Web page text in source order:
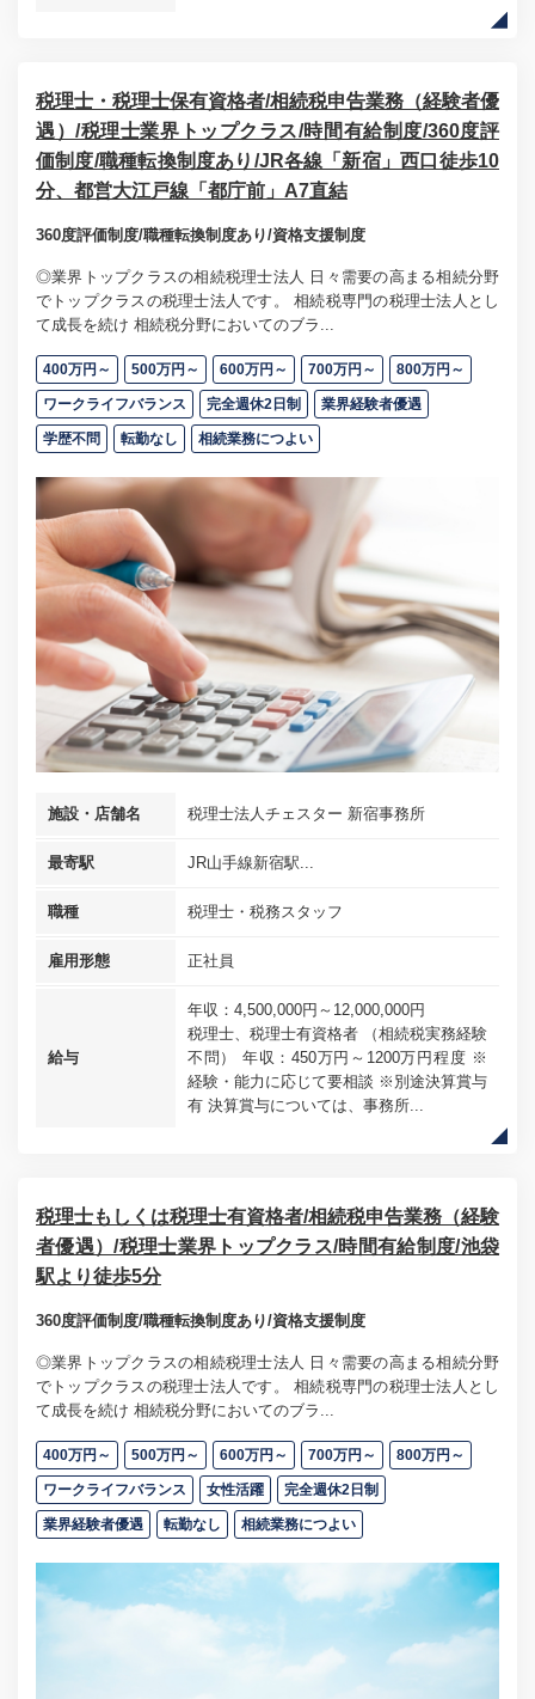
税理士・税理士保有資格者/相続税申告業務（経験者優
遇）/税理士業界トップクラス/時間有給制度/360度評
価制度/職種転換制度あり/JR各線「新宿」西口徒歩10
分、都営大江戸線「都庁前」A7直結
360度評価制度/職種転換制度あり/資格支援制度
◎業界トップクラスの相続税理士法人 日々需要の高まる相続分野
でトップクラスの税理士法人です。 相続税専門の税理士法人とし
て成長を続け 相続税分野においてのブラ...
400万円～ 500万円～ 600万円～ 700万円～ 800万円～
ワークライフバランス 完全週休2日制 業界経験者優遇
学歴不問 転勤なし 相続業務につよい
施設・店舗名 税理士法人チェスター 新宿事務所
最寄駅 JR山手線新宿駅...
職種 税理士・税務スタッフ
雇用形態 正社員
給与
年収：4,500,000円～12,000,000円
税理士、税理士有資格者 （相続税実務経験
不問） 年収：450万円～1200万円程度 ※
経験・能力に応じて要相談 ※別途決算賞与
有 決算賞与については、事務所...
税理士もしくは税理士有資格者/相続税申告業務（経験
者優遇）/税理士業界トップクラス/時間有給制度/池袋
駅より徒歩5分
360度評価制度/職種転換制度あり/資格支援制度
◎業界トップクラスの相続税理士法人 日々需要の高まる相続分野
でトップクラスの税理士法人です。 相続税専門の税理士法人とし
て成長を続け 相続税分野においてのブラ...
400万円～ 500万円～ 600万円～ 700万円～ 800万円～
ワークライフバランス 女性活躍 完全週休2日制
業界経験者優遇 転勤なし 相続業務につよい